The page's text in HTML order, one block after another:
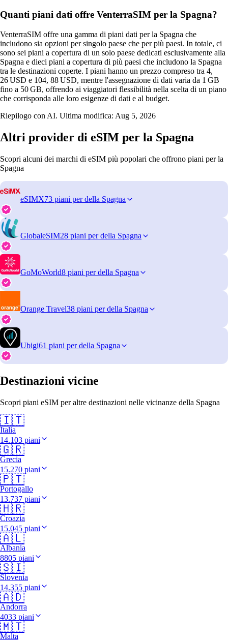
Quanti piani dati offre VenterraSIM per la Spagna?
VenterraSIM offre una gamma di piani dati per la Spagna che
includono sia opzioni per singolo paese che per più paesi. In totale, ci
sono sei piani a copertura di un solo paese dedicati esclusivamente alla
Spagna e dieci piani a copertura di più paesi che includono la Spagna
tra le destinazioni coperte. I piani hanno un prezzo compreso tra 4,
26 USD e 104, 88 USD, mentre l'assegnazione di dati varia da 1 GB
fino a 50 GB, offrendo ai viaggiatori flessibilità nella scelta di un piano
che corrisponda alle loro esigenze di dati e al budget.
Riepilogo con AI. Ultima modifica: Aug 5, 2026
Altri provider di eSIM per la Spagna
Scopri alcuni dei marchi di eSIM più popolari che offrono piani per la
Spagna
eSIMX73 piani per della Spagna
GlobaleSIM28 piani per della Spagna
GoMoWorld8 piani per della Spagna
Orange Travel38 piani per della Spagna
Ubigi61 piani per della Spagna
Destinazioni vicine
Scopri piani eSIM per altre destinazioni nelle vicinanze della Spagna
🇮🇹
Italia
14.103 piani
🇬🇷
Grecia
15.270 piani
🇵🇹
Portogallo
13.737 piani
🇭🇷
Croazia
15.045 piani
🇦🇱
Albania
8805 piani
🇸🇮
Slovenia
14.355 piani
🇦🇩
Andorra
4033 piani
🇲🇹
Malta